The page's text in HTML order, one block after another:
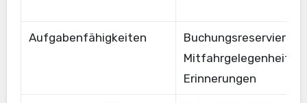
Aufgabenfähigkeiten
Mitfahrgelegenheiten,
Erinnerungen